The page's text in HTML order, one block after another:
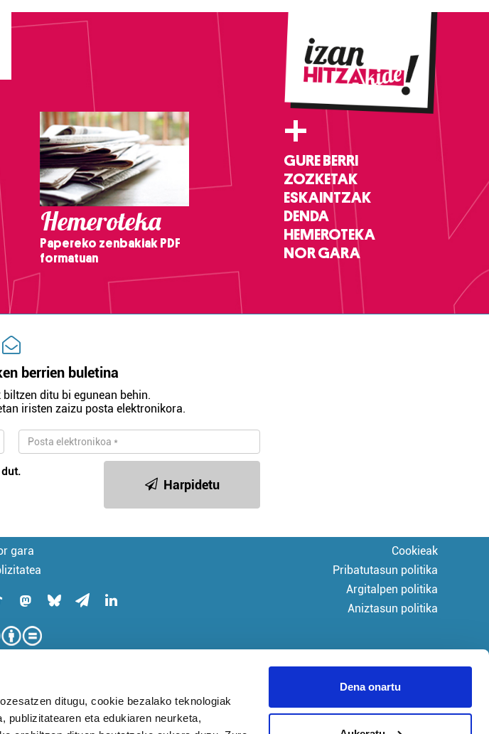
ditugu, cookie bezalako teknologiak
publizitatearen eta edukiaren neurketa,
Dena onartu
Hemeroteka
Papereko zenbakiak PDF
formatuan
+
GURE BERRI
ZOZKETAK
ESKAINTZAK
DENDA
HEMEROTEKA
NOR GARA
berrien buletina
ditu bi egunean behin.
iristen zaizu posta elektronikora.
Harpidetu
gara
AURRERATUARI
Cookieak
Pribatutasun politika
Argitalpen politika
Aniztasun politika